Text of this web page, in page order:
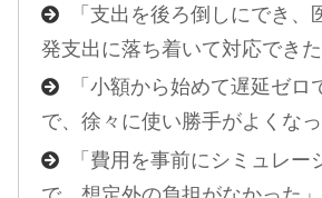
「支出を後ろ倒しにでき、
発支出に落ち着いて対応できた
「小額から始めて遅延ゼロ
で、徐々に使い勝手がよくなっ
「費用を事前にシミュレー